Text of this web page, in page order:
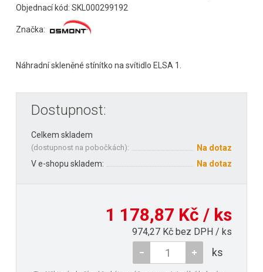
Objednací kód: SKL000299192
Značka:
Náhradní skleněné stínítko na svítidlo ELSA 1.
Dostupnost:
Celkem skladem
(dostupnost na pobočkách):
Na dotaz
V e-shopu skladem:
Na dotaz
1 178,87 Kč / ks
974,27 Kč bez DPH / ks
ks